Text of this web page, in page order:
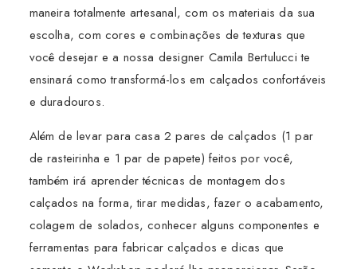
maneira totalmente artesanal, com os materiais da sua
escolha, com cores e combinações de texturas que
você desejar e a nossa designer Camila Bertulucci te
ensinará como transformá-los em calçados confortáveis
e duradouros.
Além de levar para casa 2 pares de calçados (1 par
de rasteirinha e 1 par de papete) feitos por você,
também irá aprender técnicas de montagem dos
calçados na forma, tirar medidas, fazer o acabamento,
colagem de solados, conhecer alguns componentes e
ferramentas para fabricar calçados e dicas que